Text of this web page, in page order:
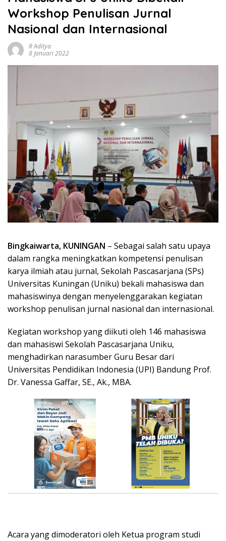
Workshop Penulisan Jurnal
Nasional dan Internasional
R Aditya
8 Januari 2022
Bingkaiwarta, KUNINGAN – Sebagai salah satu upaya
dalam rangka meningkatkan kompetensi penulisan
karya ilmiah atau jurnal, Sekolah Pascasarjana (SPs)
Universitas Kuningan (Uniku) bekali mahasiswa dan
mahasiswinya dengan menyelenggarakan kegiatan
workshop penulisan jurnal nasional dan internasional.
Kegiatan workshop yang diikuti oleh 146 mahasiswa
dan mahasiswi Sekolah Pascasarjana Uniku,
menghadirkan narasumber Guru Besar dari
Universitas Pendidikan Indonesia (UPI) Bandung Prof.
Dr. Vanessa Gaffar, SE., Ak., MBA.
Acara yang dimoderatori oleh Ketua program studi